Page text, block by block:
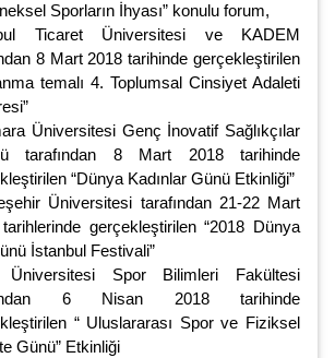
Sporların İhyası” konulu forum,
Ticaret Üniversitesi ve KADEM
8 Mart 2018 tarihinde gerçekleştirilen
temalı 4. Toplumsal Cinsiyet Adaleti
Üniversitesi Genç İnovatif Sağlıkçılar
tarafından 8 Mart 2018 tarihinde
“Dünya Kadınlar Günü Etkinliği”
Üniversitesi tarafından 21-22 Mart
gerçekleştirilen “2018 Dünya
İstanbul Festivali”
Üniversitesi Spor Bilimleri Fakültesi
6 Nisan 2018 tarihinde
“ Uluslararası Spor ve Fiziksel
Günü” Etkinliği